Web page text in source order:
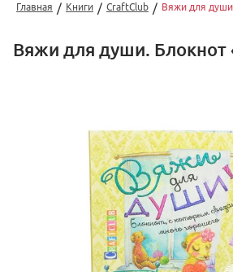
Главная / Книги / CraftClub / Вяжи для
Вяжи для души. Блокнот